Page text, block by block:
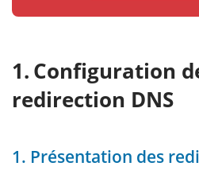
Configuration
redirection DNS
1. Présentation des